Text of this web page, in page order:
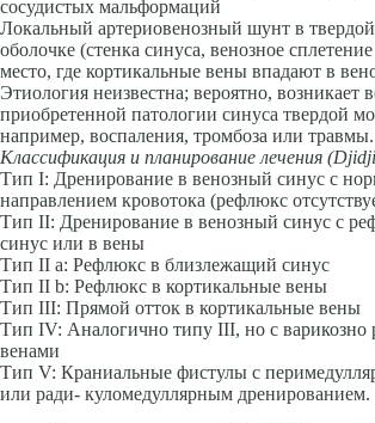
сосудистых мальформаций
Локальный артериовенозный шунт в
оболочке (стенка синуса, венозное
место, где кортикальные вены впадают в
Этиология неизвестна; вероятно, возникает
приобретенной патологии синуса твердой
например, воспаления, тромбоза или травмы.
Классификация и планирование лечения
Тип I: Дренирование в венозный синус с
направлением кровотока (рефлюкс
Тип II: Дренирование в венозный синус с
синус или в вены
Тип II а: Рефлюкс в близлежащий синус
Тип II b: Рефлюкс в кортикальные вены
Тип III: Прямой отток в кортикальные вены
Тип IV: Аналогично типу III, но с
венами
Тип V: Краниальные фистулы с
или ради- куломедуллярным дренированием.